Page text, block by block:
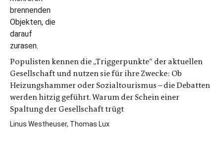
Populisten kennen die „Triggerpunkte“ der aktuellen
Gesellschaft und nutzen sie für ihre Zwecke: Ob
Heizungshammer oder Sozialtourismus – die Debatten
werden hitzig geführt. Warum der Schein einer
Spaltung der Gesellschaft trügt
Linus Westheuser, Thomas Lux